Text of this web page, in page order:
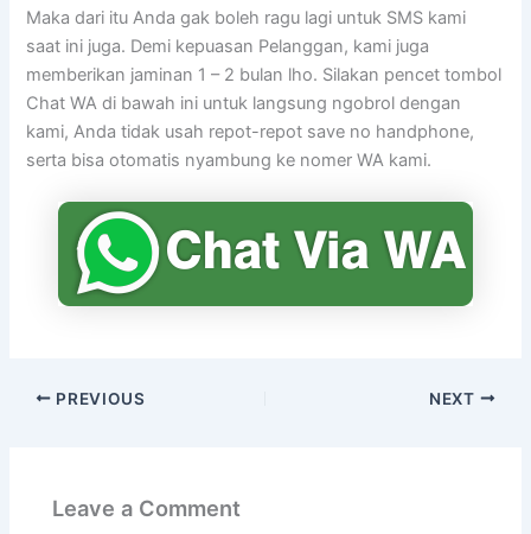
Maka dari itu Anda gak boleh ragu lagi untuk SMS kami
saat ini juga. Demi kepuasan Pelanggan, kami juga
memberikan jaminan 1 – 2 bulan lho. Silakan pencet tombol
Chat WA di bawah ini untuk langsung ngobrol dengan
kami, Anda tidak usah repot-repot save no handphone,
serta bisa otomatis nyambung ke nomer WA kami.
PREVIOUS NEXT
Leave a Comment